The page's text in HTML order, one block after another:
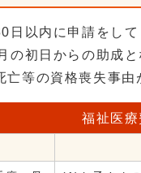
日以内に申請をして
初日からの助成と
亡等の資格喪失事
福祉医